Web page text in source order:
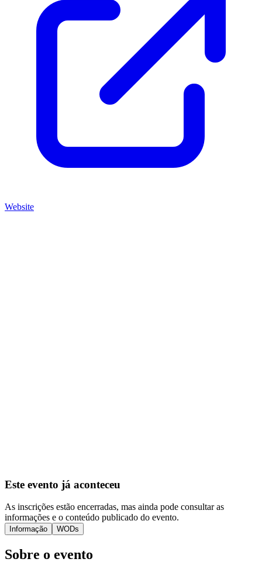
Website
Este evento já aconteceu
As inscrições estão encerradas, mas ainda pode consultar as
informações e o conteúdo publicado do evento.
Informação WODs
Sobre o evento